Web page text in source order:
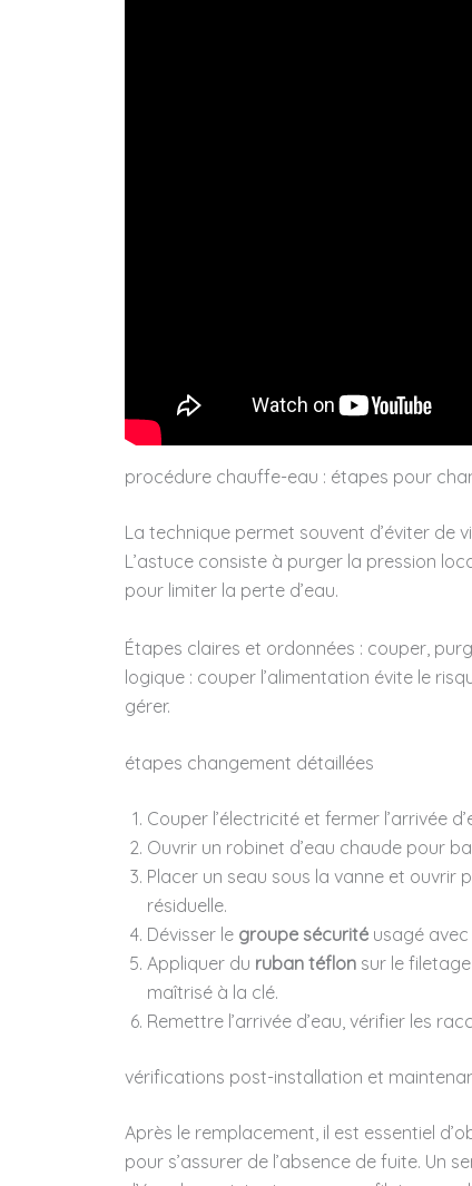
procédure chauffe-eau : étapes pour
La technique permet souvent d’éviter de
L’astuce consiste à purger la pression
pour limiter la perte d’eau.
Étapes claires et ordonnées : couper,
logique : couper l’alimentation évite le
gérer.
étapes changement détaillées
Couper l’électricité et fermer l’arrivée
Ouvrir un robinet d’eau chaude pour
Placer un seau sous la vanne et ouvrir
résiduelle.
Dévisser le groupe sécurité usagé
Appliquer du ruban téflon sur le
maîtrisé à la clé.
Remettre l’arrivée d’eau, vérifier les
vérifications post-installation et
Après le remplacement, il est essentiel
pour s’assurer de l’absence de fuite. Un